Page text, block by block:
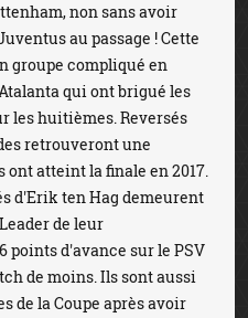
non sans avoir
au passage ! Cette
groupe compliqué en
qui ont brigué les
les huitièmes. Reversés
retrouveront une
atteint la finale en 2017.
d'Erik ten Hag demeurent
de leur
points d'avance sur le PSV
de moins. Ils sont aussi
de la Coupe après avoir